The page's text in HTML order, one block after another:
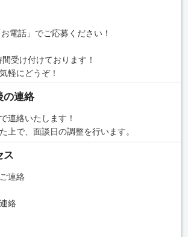
お電話」でご応募ください！
受け付けております！
軽にどうぞ！
の連絡
連絡いたします！
上で、面談日の調整を行います。
ス
連絡
絡